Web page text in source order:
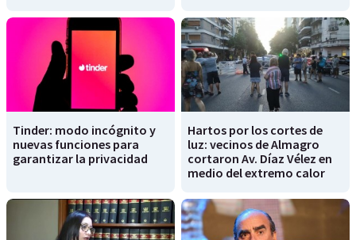
Tinder: modo incógnito y
nuevas funciones para
garantizar la privacidad
Hartos por los cortes de
luz: vecinos de Almagro
cortaron Av. Díaz Vélez en
medio del extremo calor